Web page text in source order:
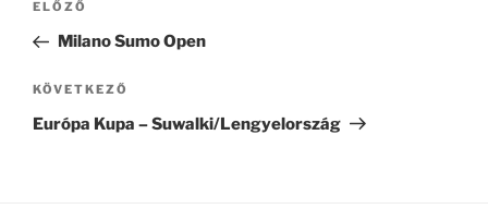
Korábbi
bejegyzés
ELŐZŐ
Milano Sumo Open
Következő
bejegyzés
KÖVETKEZŐ
Európa Kupa – Suwalki/Lengyelország